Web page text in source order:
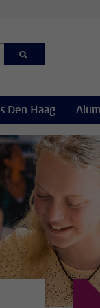
Den Haag